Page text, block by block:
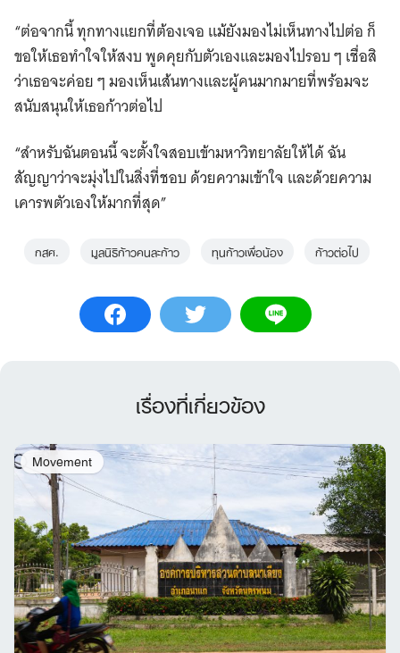
“ต่อจากนี้ ทุกทางแยกที่ต้องเจอ แม้ยังมองไม่เห็นทางไปต่อ ก็
ขอให้เธอทำใจให้สงบ พูดคุยกับตัวเองและมองไปรอบ ๆ เชื่อสิ
ว่าเธอจะค่อย ๆ มองเห็นเส้นทางและผู้คนมากมายที่พร้อมจะ
สนับสนุนให้เธอก้าวต่อไป
“สำหรับฉันตอนนี้ จะตั้งใจสอบเข้ามหาวิทยาลัยให้ได้ ฉัน
สัญญาว่าจะมุ่งไปในสิ่งที่ชอบ ด้วยความเข้าใจ และด้วยความ
เคารพตัวเองให้มากที่สุด”
กสศ. มูลนิธิก้าวคนละก้าว ทุนก้าวเพื่อน้อง ก้าวต่อไป
เรื่องที่เกี่ยวข้อง
Movement